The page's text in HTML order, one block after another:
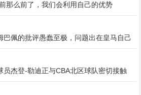
那么前了，我们会利用自己的优势
巴佩的批评愚蠢至极，问题出在皇马自己
员杰登-勒迪正与CBA北区球队密切接触